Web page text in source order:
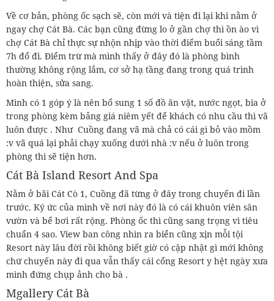
Về cơ bản, phòng ốc sạch sẽ, còn mới và tiện đi lại khi nằm ở
ngay chợ Cát Bà. Các bạn cũng đừng lo ở gần chợ thì ồn ào vì
chợ Cát Bà chỉ thực sự nhộn nhịp vào thời điểm buổi sáng tầm
7h đổ đi. Điểm trừ mà mình thấy ở đây đó là phòng bình
thường không rộng lắm, cơ sở hạ tầng đang trong quá trình
hoàn thiện, sửa sang.
Mình có 1 góp ý là nên bổ sung 1 số đồ ăn vặt, nước ngọt, bia ở
trong phòng kèm bảng giá niêm yết để khách có nhu cầu thì vã
luôn được . Như Cuồng đang vã mà chả có cái gì bỏ vào mồm
:v vã quá lại phải chạy xuống dưới nhà :v nếu ở luôn trong
phòng thì sẽ tiện hơn.
Cát Bà Island Resort And Spa
Nằm ở bãi Cát Cò 1, Cuồng đã từng ở đây trong chuyến đi lần
trước. Ký ức của mình về nơi này đó là có cái khuôn viên sân
vườn và bể bơi rất rộng. Phòng ốc thì cũng sang trọng vì tiêu
chuẩn 4 sao. View ban công nhìn ra biển cũng xịn mỗi tội
Resort này lâu đời rồi không biết giờ có cập nhật gì mới không
chứ chuyến này đi qua vẫn thấy cái cổng Resort y hệt ngày xưa
mình đứng chụp ảnh cho bà .
Mgallery Cát Bà